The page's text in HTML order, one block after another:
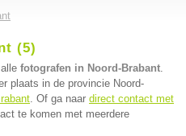
(5)
fotografen in Noord-Brabant.
plaats in de provincie Noord-
. Of ga naar direct contact met
te komen met meerdere